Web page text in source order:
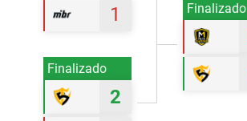
Finalizado
1
Finalizado
2